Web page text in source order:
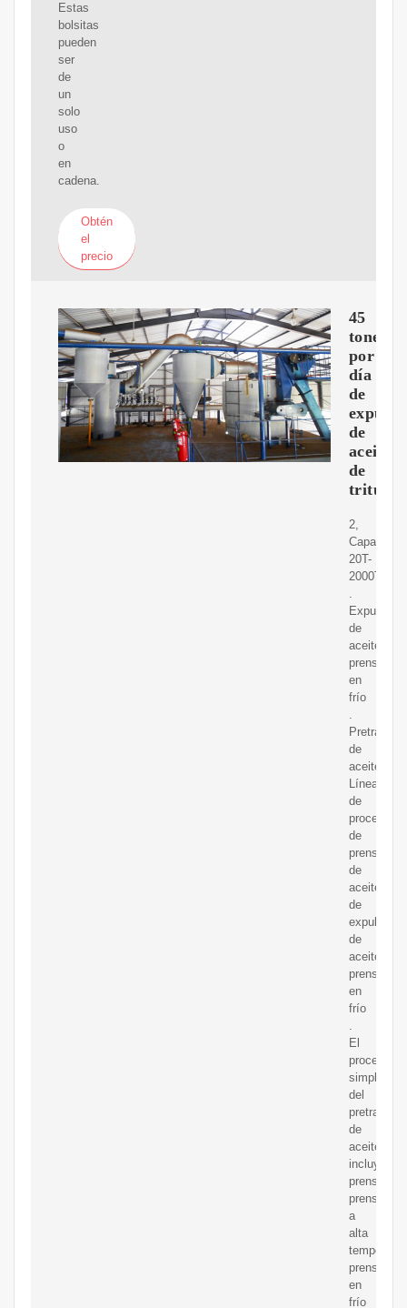
Estas
bolsitas
pueden
ser
de
un
solo
uso
o
en
cadena.
Obtén
el
precio
45
por
día
de
de
aceite
de
2,
Capacidad:
20T-
2000T/día
Expulsor
de
aceite
prensado
en
frío
de
aceite
Línea
de
de
prensado
de
aceite
de
expulsor
de
aceite
prensado
en
frío
El
simple
del
de
aceite
incluye
prensado,
prensado
a
alta
prensado
en
frío